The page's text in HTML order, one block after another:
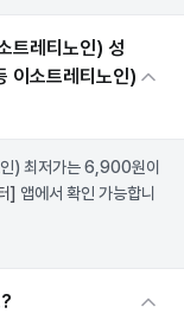
트레티노인) 성
이소트레티노인)
) 최저가는 6,900원이
] 앱에서 확인 가능합니